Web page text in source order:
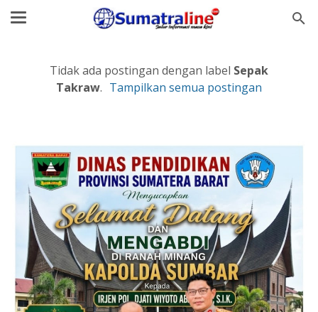
Tidak ada postingan dengan label Sepak
Takraw. Tampilkan semua postingan